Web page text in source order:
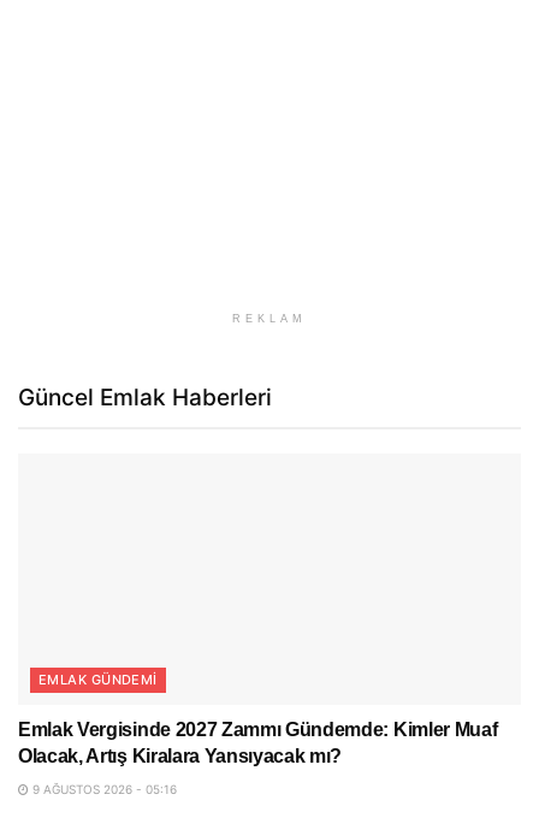
REKLAM
Güncel Emlak Haberleri
EMLAK GÜNDEMI
Emlak Vergisinde 2027 Zammı Gündemde: Kimler Muaf
Olacak, Artış Kiralara Yansıyacak mı?
9 AĞUSTOS 2026 - 05:16